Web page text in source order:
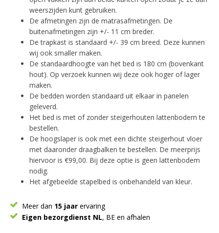
weerszijden kunt gebruiken.
De afmetingen zijn de matrasafmetingen. De
buitenafmetingen zijn +/- 11 cm breder.
De trapkast is standaard +/- 39 cm breed. Deze kunnen
wij ook smaller maken.
De standaardhoogte van het bed is 180 cm (bovenkant
hout). Op verzoek kunnen wij deze ook hoger of lager
maken.
De bedden worden standaard uit elkaar in panelen
geleverd.
Het bed is met of zonder steigerhouten lattenbodem te
bestellen.
De hoogslaper is ook met een dichte steigerhout vloer
met daaronder draagbalken te bestellen. De meerprijs
hiervoor is €99,00. Bij deze optie is geen lattenbodem
nodig.
Het afgebeelde stapelbed is onbehandeld van kleur.
Meer dan 15 jaar ervaring
Eigen bezorgdienst NL, BE en afhalen